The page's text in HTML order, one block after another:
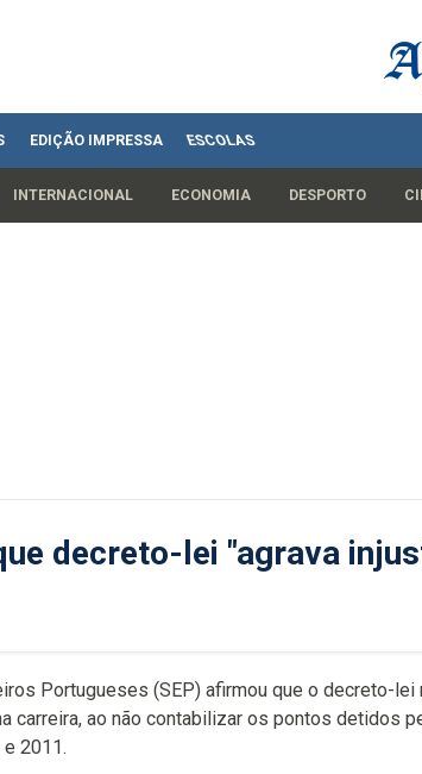
EDIÇÃO IMPRESSA ESCOLAS
INTERNACIONAL ECONOMIA DESPORTO
decreto-lei "agrava
Portugueses (SEP) afirmou que o decreto-
carreira, ao não contabilizar os pontos detidos
2011.